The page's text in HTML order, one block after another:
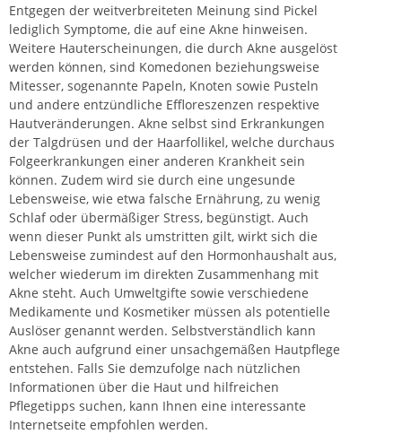
Entgegen der weitverbreiteten Meinung sind Pickel
lediglich Symptome, die auf eine Akne hinweisen.
Weitere Hauterscheinungen, die durch Akne ausgelöst
werden können, sind Komedonen beziehungsweise
Mitesser, sogenannte Papeln, Knoten sowie Pusteln
und andere entzündliche Effloreszenzen respektive
Hautveränderungen. Akne selbst sind Erkrankungen
der Talgdrüsen und der Haarfollikel, welche durchaus
Folgeerkrankungen einer anderen Krankheit sein
können. Zudem wird sie durch eine ungesunde
Lebensweise, wie etwa falsche Ernährung, zu wenig
Schlaf oder übermäßiger Stress, begünstigt. Auch
wenn dieser Punkt als umstritten gilt, wirkt sich die
Lebensweise zumindest auf den Hormonhaushalt aus,
welcher wiederum im direkten Zusammenhang mit
Akne steht. Auch Umweltgifte sowie verschiedene
Medikamente und Kosmetiker müssen als potentielle
Auslöser genannt werden. Selbstverständlich kann
Akne auch aufgrund einer unsachgemäßen Hautpflege
entstehen. Falls Sie demzufolge nach nützlichen
Informationen über die Haut und hilfreichen
Pflegetipps suchen, kann Ihnen eine interessante
Internetseite empfohlen werden.